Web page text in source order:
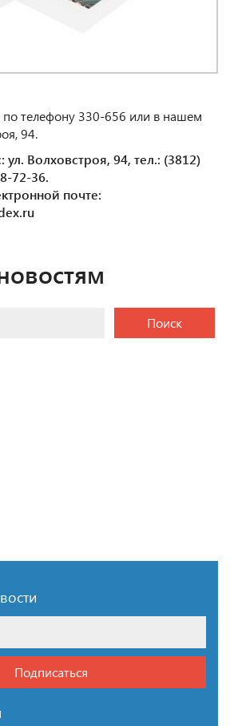
по телефону 330-656 или в нашем
94.
Волховстроя, 94, тел.: (3812)
72-36.
почте:
Поиск
Подписаться